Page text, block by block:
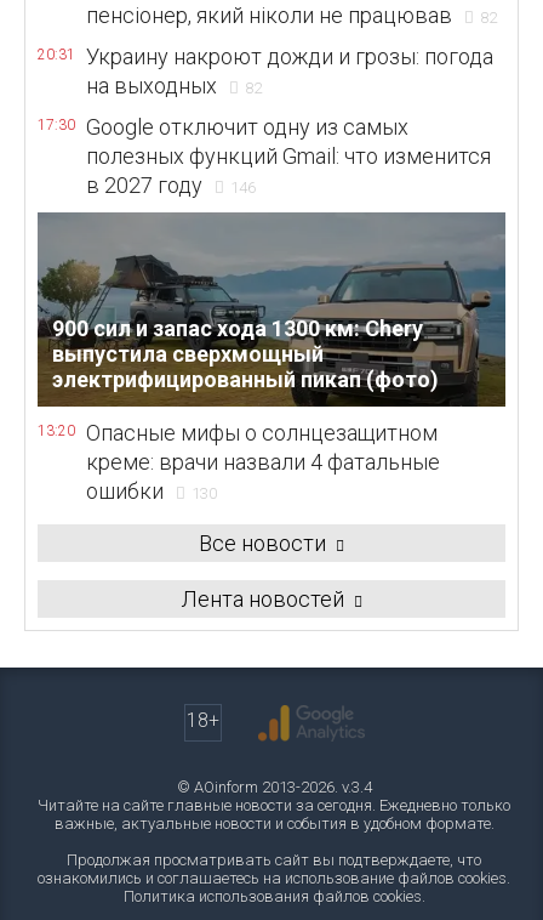
пенсіонер, який ніколи не працював
82
20:31
Украину накроют дожди и грозы: погода
на выходных
82
17:30
Google отключит одну из самых
полезных функций Gmail: что изменится
в 2027 году
146
900 сил и запас хода 1300 км: Chery
выпустила сверхмощный
электрифицированный пикап (фото)
13:20
Опасные мифы о солнцезащитном
креме: врачи назвали 4 фатальные
ошибки
130
Все новости
Лента новостей
18+
© AOinform 2013-2026. v.3.4
Читайте на сайте главные новости за сегодня. Ежедневно только
важные, актуальные новости и события в удобном формате.
Продолжая просматривать сайт вы подтверждаете, что
ознакомились и соглашаетесь на использование файлов cookies.
Политика использования файлов cookies.